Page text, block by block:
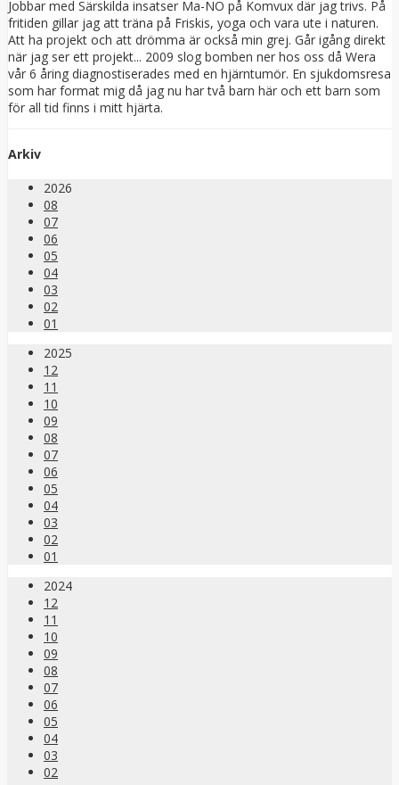
Jobbar med Särskilda insatser Ma-NO på Komvux där jag trivs. På
fritiden gillar jag att träna på Friskis, yoga och vara ute i naturen.
Att ha projekt och att drömma är också min grej. Går igång direkt
när jag ser ett projekt... 2009 slog bomben ner hos oss då Wera
vår 6 åring diagnostiserades med en hjärntumör. En sjukdomsresa
som har format mig då jag nu har två barn här och ett barn som
för all tid finns i mitt hjärta.
Arkiv
2026
08
07
06
05
04
03
02
01
2025
12
11
10
09
08
07
06
05
04
03
02
01
2024
12
11
10
09
08
07
06
05
04
03
02